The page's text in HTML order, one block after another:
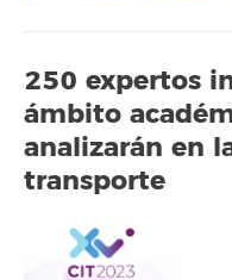
250 expertos
ámbito
analizarán en
transporte